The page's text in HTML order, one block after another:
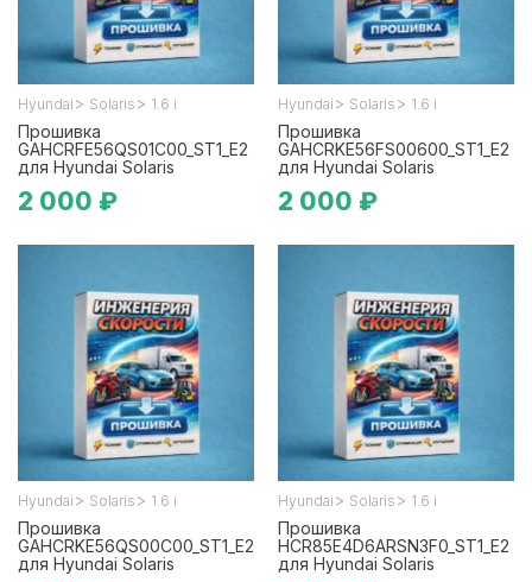
Hyundai > Solaris > 1.6 i
Прошивка
GAHCRFE56QS01C00_ST1_E2
для Hyundai Solaris
2 000 ₽
Hyundai > Solaris > 1.6 i
Прошивка
GAHCRKE56FS00600_ST1_E2
для Hyundai Solaris
2 000 ₽
Hyundai > Solaris > 1.6 i
Прошивка
GAHCRKE56QS00C00_ST1_E2
для Hyundai Solaris
Hyundai > Solaris > 1.6 i
Прошивка
HCR85E4D6ARSN3F0_ST1_E2
для Hyundai Solaris